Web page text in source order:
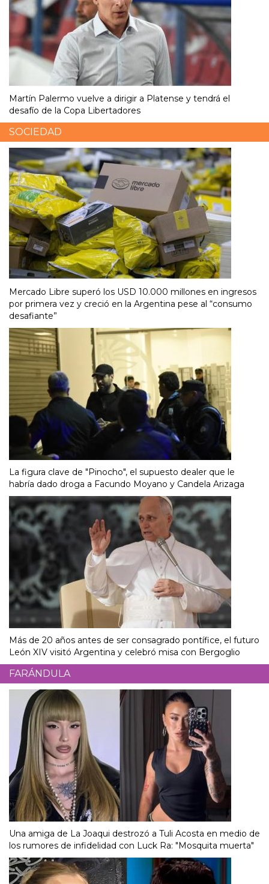
Martín Palermo vuelve a dirigir a Platense y tendrá el
desafío de la Copa Libertadores
SOCIEDAD
Mercado Libre superó los USD 10.000 millones en ingresos
por primera vez y creció en la Argentina pese al “consumo
desafiante”
La figura clave de "Pinocho", el supuesto dealer que le
habría dado droga a Facundo Moyano y Candela Arizaga
Más de 20 años antes de ser consagrado pontífice, el futuro
León XIV visitó Argentina y celebró misa con Bergoglio
FARÁNDULA
Una amiga de La Joaqui destrozó a Tuli Acosta en medio de
los rumores de infidelidad con Luck Ra: "Mosquita muerta"